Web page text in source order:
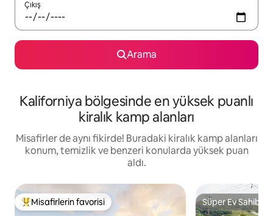
Çıkış
Arama
Kaliforniya bölgesinde en yüksek puanlı
kiralık kamp alanları
Misafirler de aynı fikirde! Buradaki kiralık kamp alanları
konum, temizlik ve benzeri konularda yüksek puan
aldı.
Misafirlerin favorilerinden en beğenilenler arasında
Misafirlerin favorisi Süper Ev Sahibi
Süper Ev Sahibi